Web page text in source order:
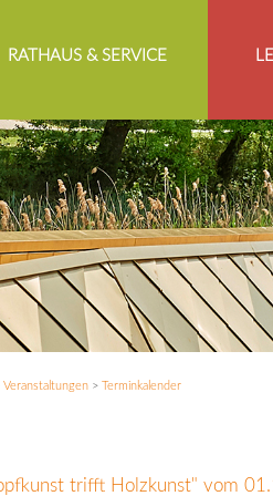
RATHAUS & SERVICE
Veranstaltungen> Terminkalender
trifft Holzkunst" vom